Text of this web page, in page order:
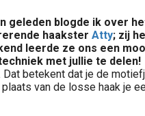
geleden blogde ik over
haakster Atty; zij
leerde ze ons een
met jullie te delen!
Dat betekent dat je de
van de losse haak je